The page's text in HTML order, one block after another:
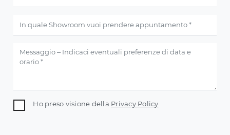
Ho preso visione della Privacy Policy